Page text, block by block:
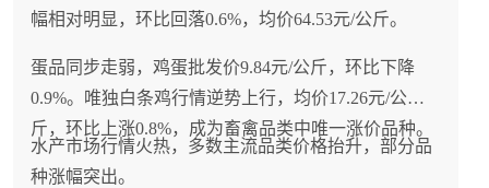
幅相对明显，环比回落0.6%，均价64.53元/公斤。
蛋品同步走弱，鸡蛋批发价9.84元/公斤，环比下降
0.9%。唯独白条鸡行情逆势上行，均价17.26元/公
斤，环比上涨0.8%，成为畜禽品类中唯一涨价品种。
水产市场行情火热，多数主流品类价格抬升，部分品
种涨幅突出。